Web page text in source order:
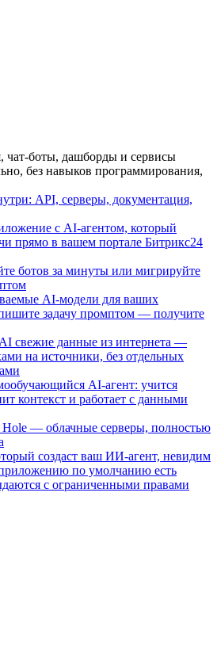
чат-боты, дашборды и сервисы
без навыков программирования,
API, серверы, документация,
с AI-агентом, который
прямо в вашем портале Битрикс24
ботов за минуты или мигрируйте
AI-модели для ваших
задачу промптом — получите
свежие данные из интернета —
на источники, без отдельных
AI-агент: учится
контекст и работает с данными
— облачные серверы, полностью
создаст ваш ИИ-агент, невидим
по умолчанию есть
с ограниченными правами